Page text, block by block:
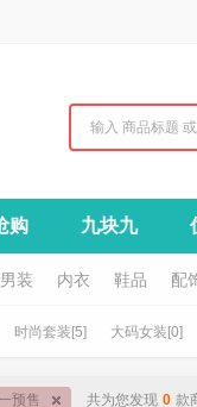
购 九块九
男装 内衣 鞋品 配
时尚套装[5] 大码女装[0]
预售 共为您发现 0 款